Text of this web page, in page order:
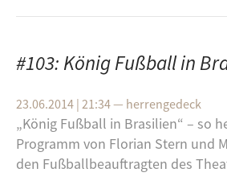
#103: König Fußball in
23.06.2014 | 21:34— herrengedeck
„König Fuß­ball in Bra­si­li­en“ – so
Pro­gramm von Flo­ri­an Stern und
den Fuß­ball­be­auf­trag­ten des